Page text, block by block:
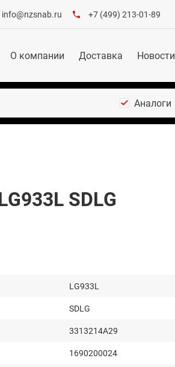
info@nzsnab.ru +7 (499) 213-01-89
О компании Доставка Новости
Аналоги
SDLG
LG933L
SDLG
3313214A29
1690200024